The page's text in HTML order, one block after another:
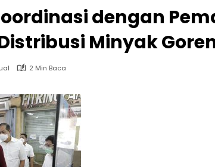
dengan
Minyak
2 Min Baca